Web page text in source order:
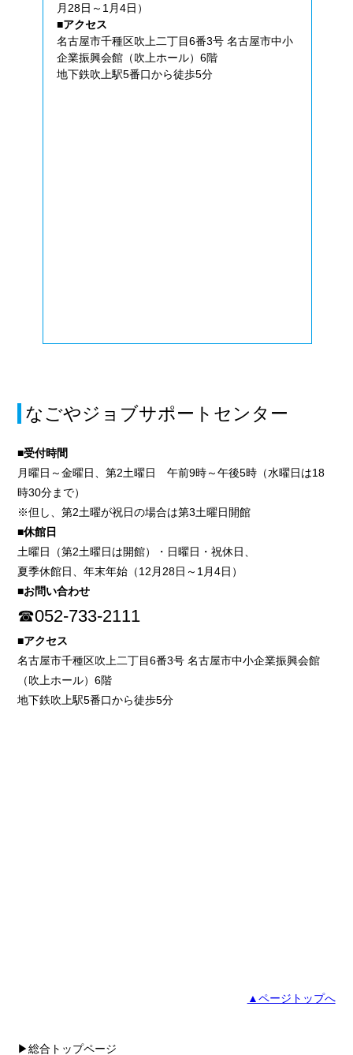
月28日～1月4日）
■アクセス
名古屋市千種区吹上二丁目6番3号 名古屋市中小
企業振興会館（吹上ホール）6階
地下鉄吹上駅5番口から徒歩5分
なごやジョブサポートセンター
■受付時間
月曜日～金曜日、第2土曜日 午前9時～午後5時（水曜日は18
時30分まで）
※但し、第2土曜が祝日の場合は第3土曜日開館
■休館日
土曜日（第2土曜日は開館）・日曜日・祝休日、
夏季休館日、年末年始（12月28日～1月4日）
■お問い合わせ
☎052-733-2111
■アクセス
名古屋市千種区吹上二丁目6番3号 名古屋市中小企業振興会館
（吹上ホール）6階
地下鉄吹上駅5番口から徒歩5分
▲ページトップへ
▶総合トップページ